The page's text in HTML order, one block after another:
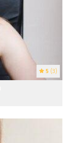
5 (3)